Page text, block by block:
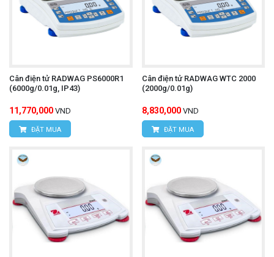
Cân điện tử RADWAG PS6000R1
(6000g/0.01g, IP43)
11,770,000 VND
ĐẶT MUA
Cân điện tử RADWAG WTC 2000
(2000g/0.01g)
8,830,000 VND
ĐẶT MUA